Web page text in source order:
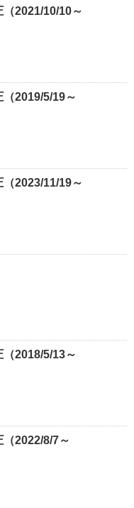
（2021/10/10～
（2019/5/19～
（2023/11/19～
（2018/5/13～
（2022/8/7～